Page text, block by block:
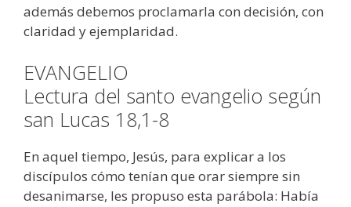
además debemos proclamarla con decisión, con
claridad y ejemplaridad.
EVANGELIO
Lectura del santo evangelio según
san Lucas 18,1-8
En aquel tiempo, Jesús, para explicar a los
discípulos cómo tenían que orar siempre sin
desanimarse, les propuso esta parábola: Había